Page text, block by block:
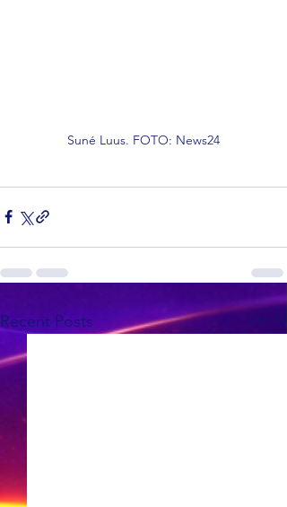
Suné Luus. FOTO: News24
Recent Posts See All